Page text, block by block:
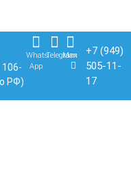
106-
РФ)
Whats
App
Telegram
Max
+7 (949)
505-11-
17